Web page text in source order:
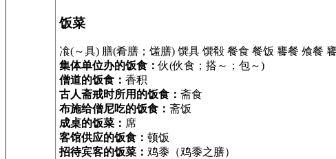
饭菜
飡(～具) 膳(肴膳；馐膳) 馔具 馔殽 餐食 餐饭 饔餐 飧餐
集体单位办的饭食：伙(伙食；搭～；包～)
僧道的饭食： 香积
古人斋戒时所用的饭食： 斋食
布施给僧尼吃的饭食： 斋饭
成桌的饭菜： 席
客馆供应的饭食： 顿饭
招待宾客的饭菜： 鸡黍（鸡黍之膳）